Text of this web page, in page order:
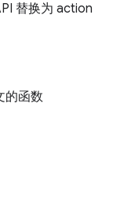
替换为 action
的函数